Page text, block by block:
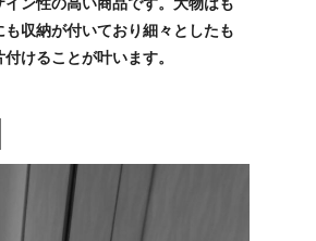
も収納が付いており細々としたも
けることが叶います。